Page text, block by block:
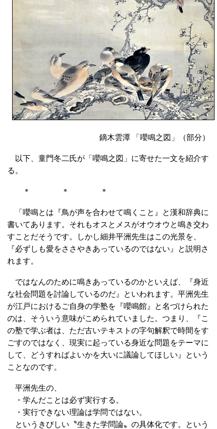
鏑木雲潭 「嚶鳴之図」（部分）
以下、童門冬二氏が「嚶鳴之図」に寄せた一文を紹介す
る。
＊ ＊ ＊
「嚶鳴とは『鳥が声を合わせて鳴くこと』と漢和辞典に
書いてあります。それもオスとメスがオウオウと鳴き交わ
すことだそうです。しかし細井平洲先生はこの光景を、
『必ずしも愛をささやきあっているのではない』と説明さ
れます。
ではなんのために鳴きあっているのかといえば、『身近
な社会問題を討論しているのだ』といわれます。平洲先生
が江戸におけるご自身の学塾を『嚶鳴館』と名づけられた
のは、そういう意味がこめられていました。つまり、『こ
の塾で学ぶ者は、ただ古いテキストの字句解釈で時間をす
ごすのではなく、現実に起っている身近な問題をテーマに
して、どうすればよいかを大いに議論してほしい』という
ことなのです。
平洲先生の、
・学んだことは必ず実行する。
・実行できない理論は学問ではない。
というきびしい〝生きた学問論〟の具体化です。という